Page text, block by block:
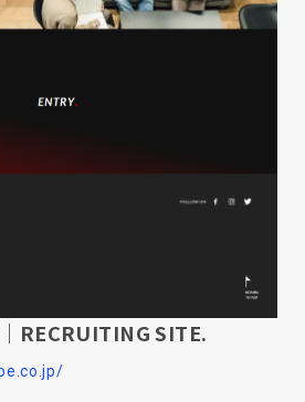
RECRUITING SITE.